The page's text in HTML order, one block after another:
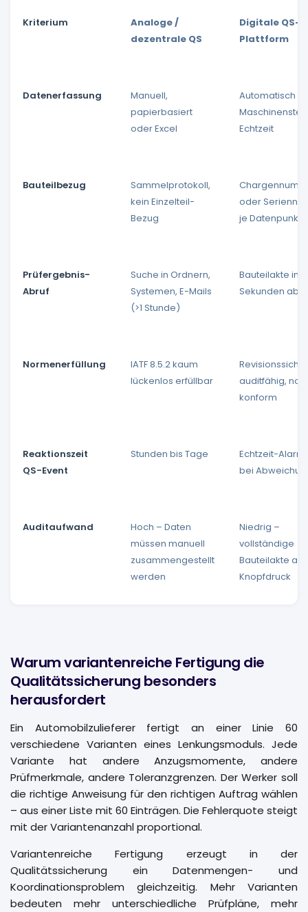
Kriterium
Analoge /
dezentrale QS
Digitale QS-
Plattform
Datenerfassung
Manuell,
papierbasiert
oder Excel
Automatisch
Echtzeit
Bauteilbezug
Sammelprotokoll,
kein Einzelteil-
Bezug
oder
je Datenpunkt
Prüfergebnis-
Abruf
Suche in Ordnern,
Systemen, E-Mails
(>1 Stunde)
Bauteilakte in
Sekunden
Normenerfüllung
IATF 8.5.2 kaum
lückenlos erfüllbar
auditfähig,
konform
Reaktionszeit
QS-Event
Stunden bis Tage
Echtzeit-
bei
Auditaufwand
Hoch – Daten
müssen manuell
zusammengestellt
werden
Niedrig –
vollständige
Bauteilakte auf
Knopfdruck
Warum variantenreiche Fertigung die
Qualitätssicherung besonders
herausfordert
Ein Automobilzulieferer fertigt an einer Linie 60
verschiedene Varianten eines Lenkungsmoduls. Jede
Variante hat andere Anzugsmomente, andere
Prüfmerkmale, andere Toleranzgrenzen. Der Werker soll
die richtige Anweisung für den richtigen Auftrag wählen
– aus einer Liste mit 60 Einträgen. Die Fehlerquote steigt
mit der Variantenanzahl proportional.
Variantenreiche Fertigung erzeugt in der
Qualitätssicherung ein Datenmengen- und
Koordinationsproblem gleichzeitig. Mehr Varianten
bedeuten mehr unterschiedliche Prüfpläne, mehr